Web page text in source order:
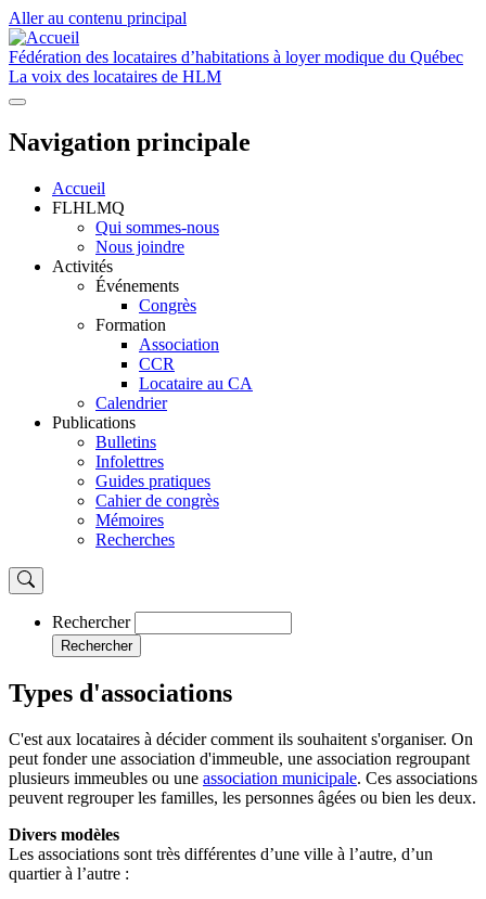
Aller au contenu principal
Fédération des locataires d’habitations à loyer modique du Québec
La voix des locataires de HLM
Navigation principale
Accueil
FLHLMQ
Qui sommes-nous
Nous joindre
Activités
Événements
Congrès
Formation
Association
CCR
Locataire au CA
Calendrier
Publications
Bulletins
Infolettres
Guides pratiques
Cahier de congrès
Mémoires
Recherches
Rechercher
Rechercher
Types d'associations
C'est aux locataires à décider comment ils souhaitent s'organiser. On
peut fonder une association d'immeuble, une association regroupant
plusieurs immeubles ou une association municipale. Ces associations
peuvent regrouper les familles, les personnes âgées ou bien les deux.
Divers modèles
Les associations sont très différentes d’une ville à l’autre, d’un
quartier à l’autre :